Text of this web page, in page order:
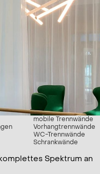
mobile Trennwände
Vorhangtrennwände
WC-Trennwände
Schrankwände
Spektrum an